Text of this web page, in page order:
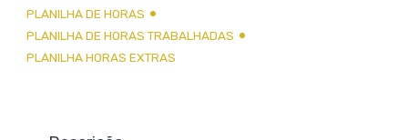
PLANILHA DE HORAS
PLANILHA DE HORAS TRABALHADAS
PLANILHA HORAS EXTRAS